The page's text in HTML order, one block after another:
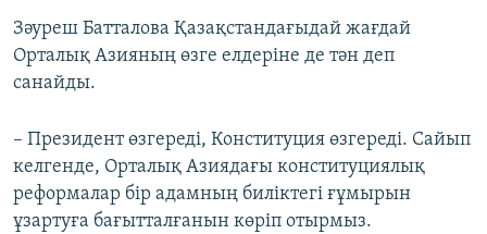
Зәуреш Батталова Қазақстандағыдай жағдай
Орталық Азияның өзге елдеріне де тән деп
санайды.
– Президент өзгереді, Конституция өзгереді. Сайып
келгенде, Орталық Азиядағы конституциялық
реформалар бір адамның биліктегі ғұмырын
ұзартуға бағытталғанын көріп отырмыз.